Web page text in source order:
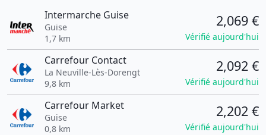
Intermarche Guise
Guise
1,7 km
2,069 €
Vérifié aujourd'hui
Carrefour Contact
La Neuville-Lès-Dorengt
9,8 km
2,092 €
Vérifié aujourd'hui
Carrefour Market
Guise
0,8 km
2,202 €
Vérifié aujourd'hui